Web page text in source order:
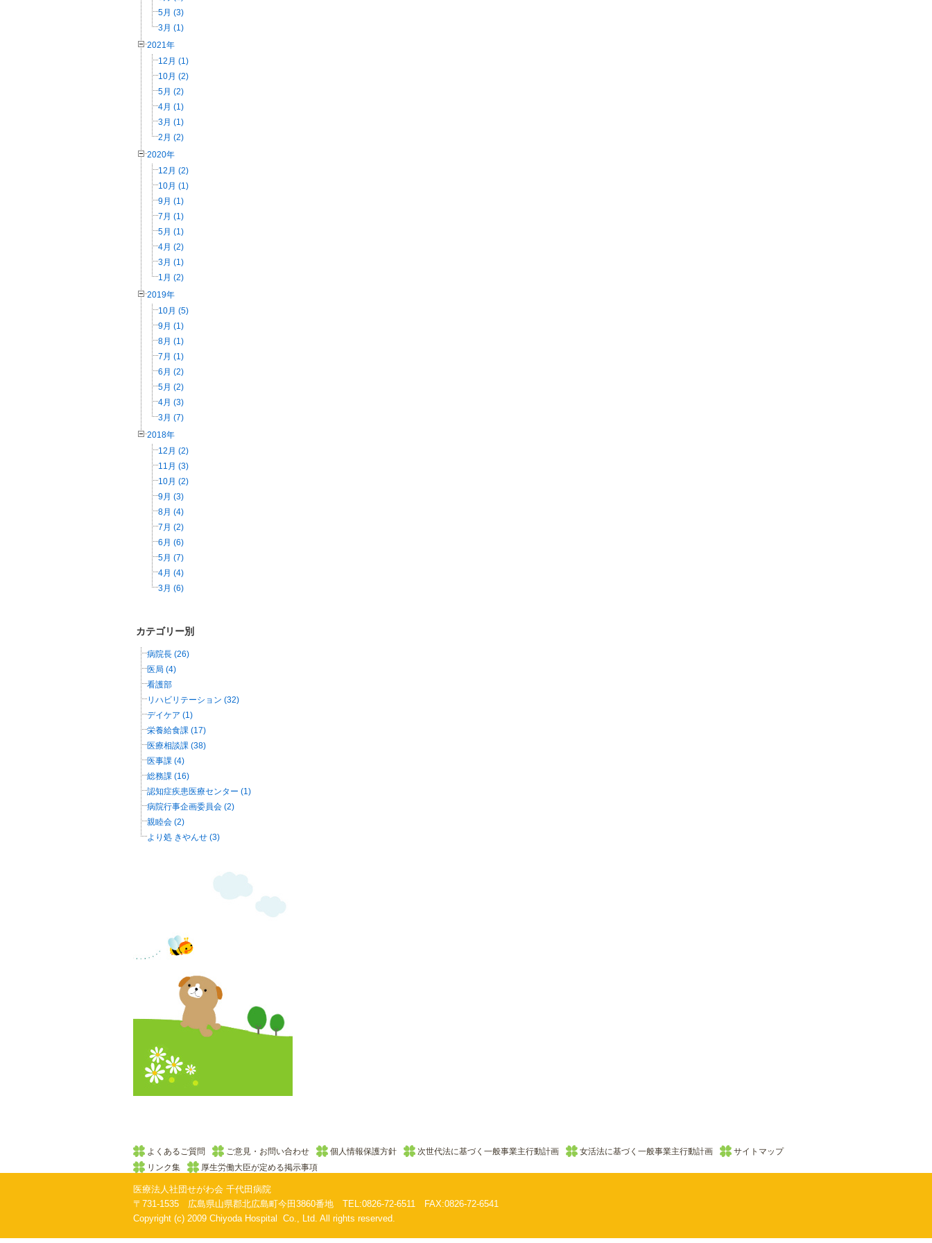
5月 (3)
3月 (1)
2021年
12月 (1)
10月 (2)
5月 (2)
4月 (1)
3月 (1)
2月 (2)
2020年
12月 (2)
10月 (1)
9月 (1)
7月 (1)
5月 (1)
4月 (2)
3月 (1)
1月 (2)
2019年
10月 (5)
9月 (1)
8月 (1)
7月 (1)
6月 (2)
5月 (2)
4月 (3)
3月 (7)
2018年
12月 (2)
11月 (3)
10月 (2)
9月 (3)
8月 (4)
7月 (2)
6月 (6)
5月 (7)
4月 (4)
3月 (6)
カテゴリー別
病院長 (26)
医局 (4)
看護部
リハビリテーション (32)
デイケア (1)
栄養給食課 (17)
医療相談課 (38)
医事課 (4)
総務課 (16)
認知症疾患医療センター (1)
病院行事企画委員会 (2)
親睦会 (2)
より処 きやんせ (3)
よくあるご質問 ご意見・お問い合わせ 個人情報保護方針 次世代法に基づく一般事業主行動計画 女活法に基づく一般事業主行動計画
サイトマップ
リンク集
厚生労働大臣が定める掲示事項
医療法人社団せがわ会 千代田病院
〒731-1535 広島県山県郡北広島町今田3860番地 TEL:0826-72-6511 FAX:0826-72-6541
Copyright (c) 2009 Chiyoda Hospital Co., Ltd. All rights reserved.